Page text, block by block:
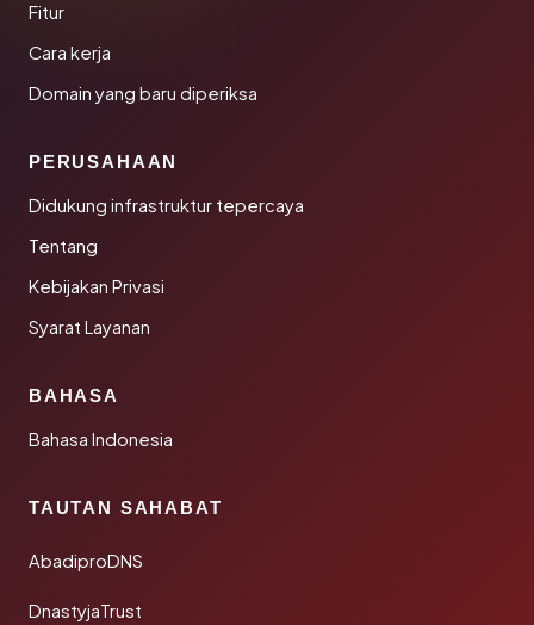
Fitur
Cara kerja
Domain yang baru diperiksa
PERUSAHAAN
Didukung infrastruktur tepercaya
Tentang
Kebijakan Privasi
Syarat Layanan
BAHASA
Bahasa Indonesia
TAUTAN SAHABAT
AbadiproDNS
DnastyjaTrust